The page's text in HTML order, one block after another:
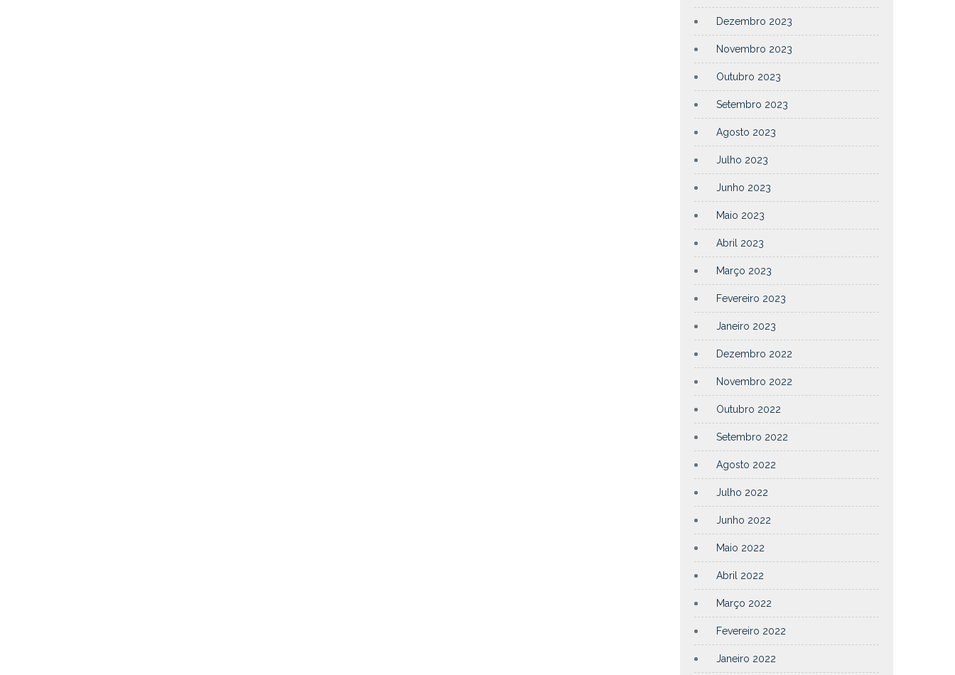
Dezembro 2023
Novembro 2023
Outubro 2023
Setembro 2023
Agosto 2023
Julho 2023
Junho 2023
Maio 2023
Abril 2023
Março 2023
Fevereiro 2023
Janeiro 2023
Dezembro 2022
Novembro 2022
Outubro 2022
Setembro 2022
Agosto 2022
Julho 2022
Junho 2022
Maio 2022
Abril 2022
Março 2022
Fevereiro 2022
Janeiro 2022